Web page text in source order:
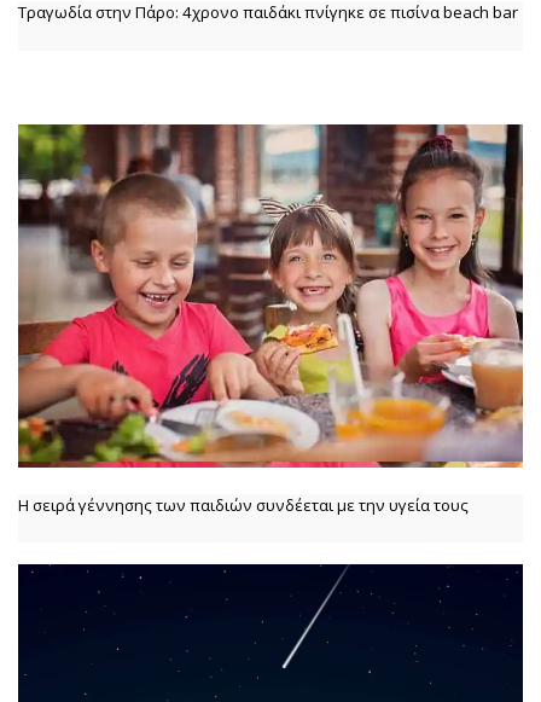
Τραγωδία στην Πάρο: 4χρονο παιδάκι πνίγηκε σε πισίνα beach bar
Η σειρά γέννησης των παιδιών συνδέεται με την υγεία τους